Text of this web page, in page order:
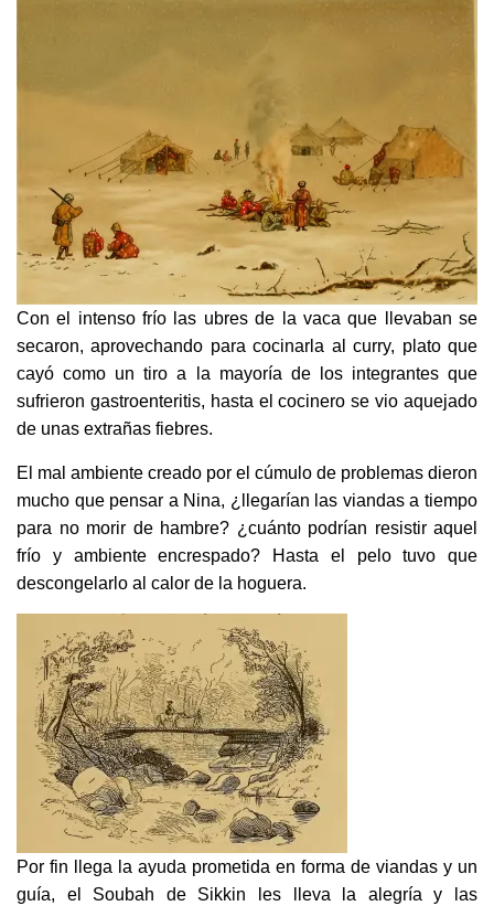
Con el intenso frío las ubres de la vaca que llevaban se
secaron, aprovechando para cocinarla al curry, plato que
cayó como un tiro a la mayoría de los integrantes que
sufrieron gastroenteritis, hasta el cocinero se vio aquejado
de unas extrañas fiebres.
El mal ambiente creado por el cúmulo de problemas dieron
mucho que pensar a Nina, ¿llegarían las viandas a tiempo
para no morir de hambre? ¿cuánto podrían resistir aquel
frío y ambiente encrespado? Hasta el pelo tuvo que
descongelarlo al calor de la hoguera.
Por fin llega la ayuda prometida en forma de viandas y un
guía, el Soubah de Sikkin les lleva la alegría y las